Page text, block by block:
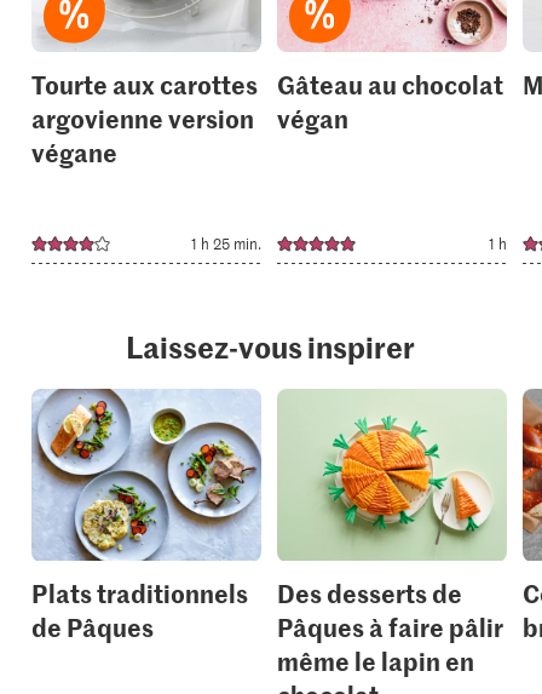
Tourte aux carottes
argovienne version
végane
1 h 25 min.
Gâteau au chocolat
végan
1 h
Laissez-vous inspirer
Plats traditionnels
de Pâques
Des desserts de
Pâques à faire pâlir
même le lapin en